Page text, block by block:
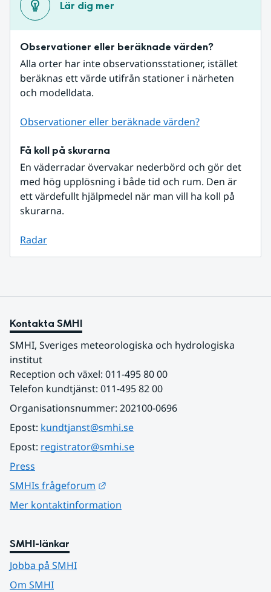
Lär dig mer
Observationer eller beräknade värden?
Alla orter har inte observationsstationer, istället
beräknas ett värde utifrån stationer i närheten
och modelldata.
Observationer eller beräknade värden?
Få koll på skurarna
En väderradar övervakar nederbörd och gör det
med hög upplösning i både tid och rum. Den är
ett värdefullt hjälpmedel när man vill ha koll på
skurarna.
Radar
Kontakta SMHI
SMHI, Sveriges meteorologiska och hydrologiska
institut
Reception och växel: 011-495 80 00
Telefon kundtjänst: 011-495 82 00
Organisationsnummer: 202100-0696
Epost: kundtjanst@smhi.se
Epost: registrator@smhi.se
Press
SMHIs frågeforum
Mer kontaktinformation
SMHI-länkar
Jobba på SMHI
Om SMHI